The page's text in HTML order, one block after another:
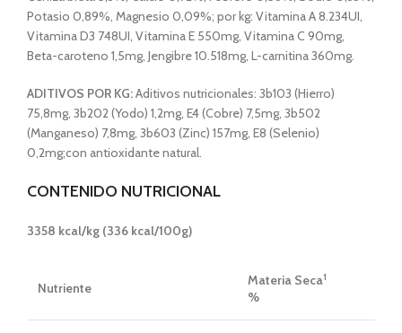
Potasio 0,89%, Magnesio 0,09%; por kg: Vitamina A 8.234UI,
Vitamina D3 748UI, Vitamina E 550mg, Vitamina C 90mg,
Beta-caroteno 1,5mg, Jengibre 10.518mg, L-carnitina 360mg.
ADITIVOS POR KG:Aditivos nutricionales: 3b103 (Hierro)
75,8mg, 3b202 (Yodo) 1,2mg, E4 (Cobre) 7,5mg, 3b502
(Manganeso) 7,8mg, 3b603 (Zinc) 157mg, E8 (Selenio)
0,2mg;con antioxidante natural.
CONTENIDO NUTRICIONAL
3358 kcal/kg (336 kcal/100g)
Nutriente Materia Seca1
%